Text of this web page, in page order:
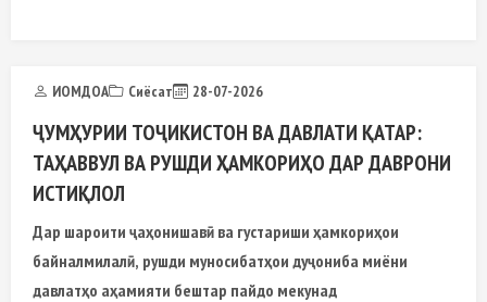
ИОМДОА Сиёсат 28-07-2026
ҶУМҲУРИИ ТОҶИКИСТОН ВА ДАВЛАТИ ҚАТАР:
ТАҲАВВУЛ ВА РУШДИ ҲАМКОРИҲО ДАР ДАВРОНИ
ИСТИҚЛОЛ
Дар шароити ҷаҳонишавӣ ва густариши ҳамкориҳои
байналмилалӣ, рушди муносибатҳои дуҷониба миёни
давлатҳо аҳамияти бештар пайдо мекунад